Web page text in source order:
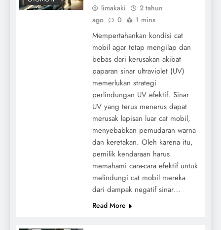
limakaki
2 tahun
ago
0 1 mins
Mempertahankan kondisi cat
mobil agar tetap mengilap dan
bebas dari kerusakan akibat
paparan sinar ultraviolet (UV)
memerlukan strategi
perlindungan UV efektif. Sinar
UV yang terus menerus dapat
merusak lapisan luar cat mobil,
menyebabkan pemudaran warna
dan keretakan. Oleh karena itu,
pemilik kendaraan harus
memahami cara-cara efektif untuk
melindungi cat mobil mereka
dari dampak negatif sinar…
Read More